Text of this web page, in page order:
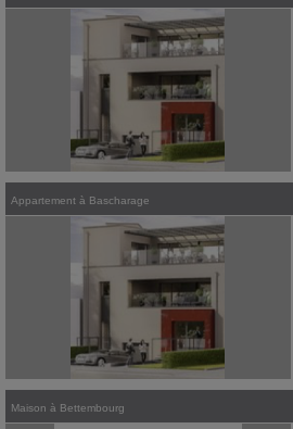
Appartement à Bascharage
Maison à Bettembourg